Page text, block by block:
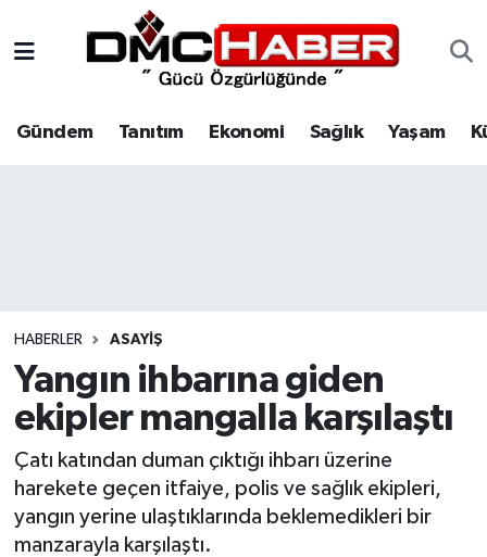
Gündem Tanıtım Ekonomi Sağlık Yaşam
HABERLER ASAYIŞ
Yangın ihbarına giden
ekipler mangalla karşılaştı
Çatı katından duman çıktığı ihbarı üzerine
harekete geçen itfaiye, polis ve sağlık ekipleri,
yangın yerine ulaştıklarında beklemedikleri bir
manzarayla karşılaştı.
Tanıtım
Spor
Siyaset
Eğitim
Nöbetçi Eczaneler
Hava Durumu
Haber Arşivi